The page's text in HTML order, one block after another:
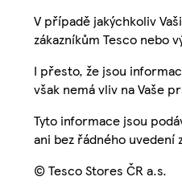
V případě jakýchkoliv
zákazníkům Tesco nebo
I přesto, že jsou
však nemá vliv na Vaše
Tyto informace jsou
ani bez řádného uvedení
© Tesco Stores ČR a.s.